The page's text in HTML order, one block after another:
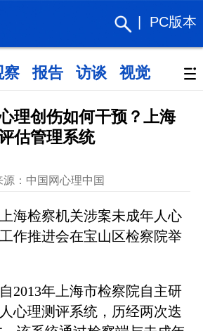
PC版本
察 报告 访谈 视觉 政策
理创伤如何干预？上海
估管理系统
：中国网心理中国
海检察机关涉案未成年人心
作推进会在宝山区检察院举
2013年上海市检察院自主研
心理测评系统，历经两次迭